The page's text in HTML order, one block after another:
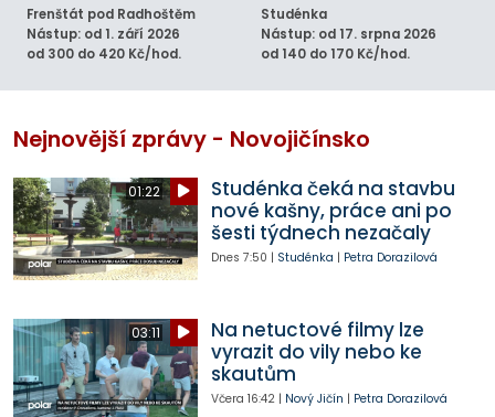
Frenštát pod Radhoštěm
Nástup: od 1. září 2026
od 300 do 420 Kč/hod.
Studénka
Nástup: od 17. srpna 2026
od 140 do 170 Kč/hod.
Nejnovější zprávy - Novojičínsko
01:22
Studénka čeká na stavbu
nové kašny, práce ani po
šesti týdnech nezačaly
Dnes 7:50 | Studénka | Petra Dorazilová
03:11
Na netuctové filmy lze
vyrazit do vily nebo ke
skautům
Včera 16:42| Nový Jičín | Petra Dorazilová